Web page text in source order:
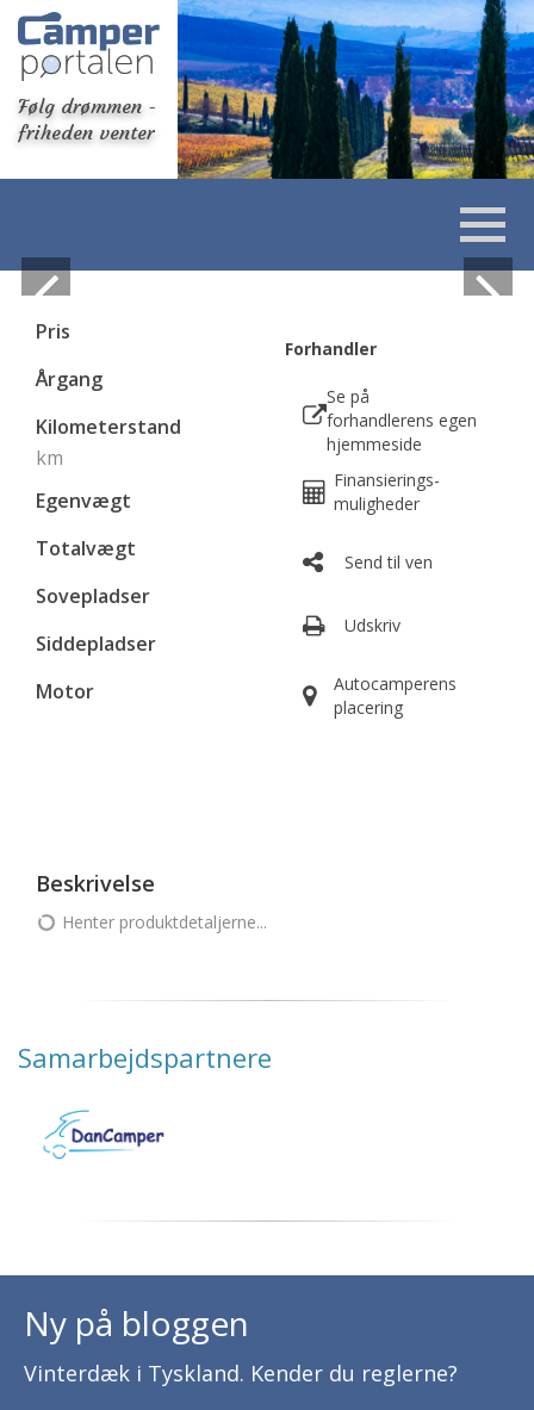
Følg drømmen -
friheden venter
Pris
Årgang
Kilometerstand
km
Egenvægt
Totalvægt
Sovepladser
Siddepladser
Motor
Forhandler
Se på
forhandlerens egen
hjemmeside
Finansierings-
muligheder
Send til ven
Udskriv
Autocamperens
placering
Beskrivelse
Henter produktdetaljerne...
Samarbejdspartnere
Ny på bloggen
Vinterdæk i Tyskland. Kender du reglerne?